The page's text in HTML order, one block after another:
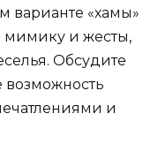
варианте «хамы»
мимику и жесты,
Обсудите
возможность
и